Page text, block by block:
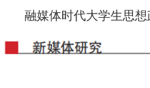
融媒体时代大学生思